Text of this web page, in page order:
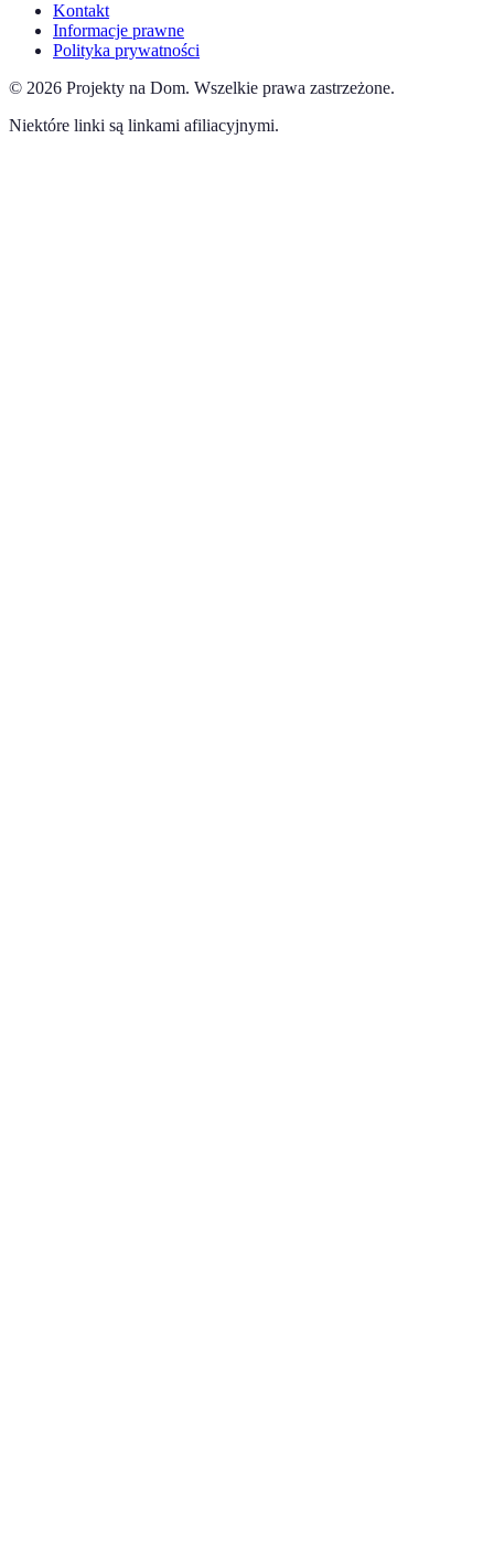
Kontakt
Informacje prawne
Polityka prywatności
© 2026 Projekty na Dom. Wszelkie prawa zastrzeżone.
Niektóre linki są linkami afiliacyjnymi.